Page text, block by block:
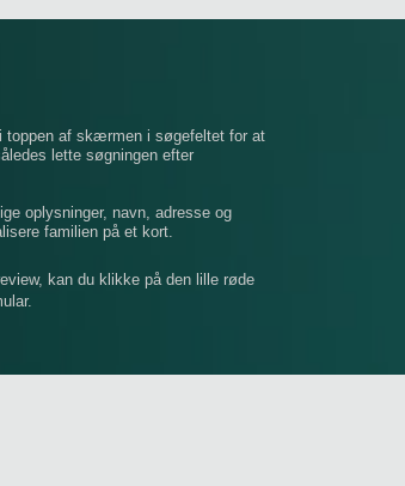
toppen af ​​skærmen i søgefeltet for at
lette søgningen efter
oplysninger, navn, adresse og
familien på et kort.
kan du klikke på den lille røde